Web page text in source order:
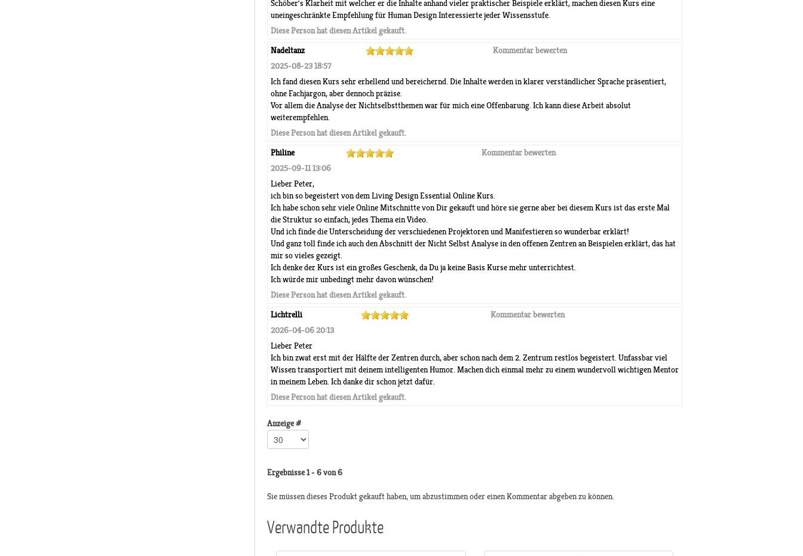
Schöber's Klarheit mit welcher er die Inhalte anhand vieler praktischer Beispiele erklärt, machen diesen Kurs eine
uneingeschränkte Empfehlung für Human Design Interessierte jeder Wissensstufe.
Diese Person hat diesen Artikel gekauft.
Nadeltanz
Kommentar bewerten
2025-08-23 18:57
Ich fand diesen Kurs sehr erhellend und bereichernd. Die Inhalte werden in klarer verständlicher Sprache präsentiert,
ohne Fachjargon, aber dennoch präzise.
Vor allem die Analyse der Nichtselbstthemen war für mich eine Offenbarung. Ich kann diese Arbeit absolut
weiterempfehlen.
Diese Person hat diesen Artikel gekauft.
Philine
Kommentar bewerten
2025-09-11 13:06
Lieber Peter,
ich bin so begeistert von dem Living Design Essential Online Kurs.
Ich habe schon sehr viele Online Mitschnitte von Dir gekauft und höre sie gerne aber bei diesem Kurs ist das erste Mal
die Struktur so einfach, jedes Thema ein Video.
Und ich finde die Unterscheidung der verschiedenen Projektoren und Manifestieren so wunderbar erklärt!
Und ganz toll finde ich auch den Abschnitt der Nicht Selbst Analyse in den offenen Zentren an Beispielen erklärt, das hat
mir so vieles gezeigt.
Ich denke der Kurs ist ein großes Geschenk, da Du ja keine Basis Kurse mehr unterrichtest.
Ich würde mir unbedingt mehr davon wünschen!
Diese Person hat diesen Artikel gekauft.
Lichtrelli
Kommentar bewerten
2026-04-06 20:13
Lieber Peter
Ich bin zwat erst mit der Hälfte der Zentren durch, aber schon nach dem 2. Zentrum restlos begeistert. Unfassbar viel
Wissen transportiert mit deinem intelligenten Humor. Machen dich einmal mehr zu einem wundervoll wichtigen Mentor
in meinem Leben. Ich danke dir schon jetzt dafür.
Diese Person hat diesen Artikel gekauft.
Anzeige #
Ergebnisse 1 - 6 von 6
Sie müssen dieses Produkt gekauft haben, um abzustimmen oder einen Kommentar abgeben zu können.
Verwandte Produkte